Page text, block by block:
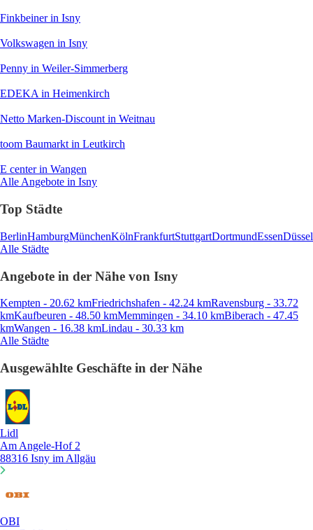
Finkbeinerin Isny
Volkswagen in Isny
Penny in Weiler-Simmerberg
EDEKA in Heimenkirch
Netto Marken-Discount in Weitnau
toom Baumarkt in Leutkirch
E centerin Wangen
Alle Angebote in Isny
Top Städte
BerlinHamburgMünchenKölnFrankfurtStuttgartDortmundEssen
Alle Städte
Angebote in der Nähe von Isny
Kempten - 20.62 kmFriedrichshafen - 42.24 kmRavensburg - 33.72
kmKaufbeuren - 48.50 kmMemmingen - 34.10 kmBiberach - 47.45
kmWangen - 16.38 kmLindau - 30.33 km
Alle Städte
Ausgewählte Geschäfte in der Nähe
Lidl
Am Angele-Hof 2
88316 Isny im Allgäu
OBI